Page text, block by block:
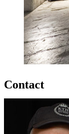
Contact